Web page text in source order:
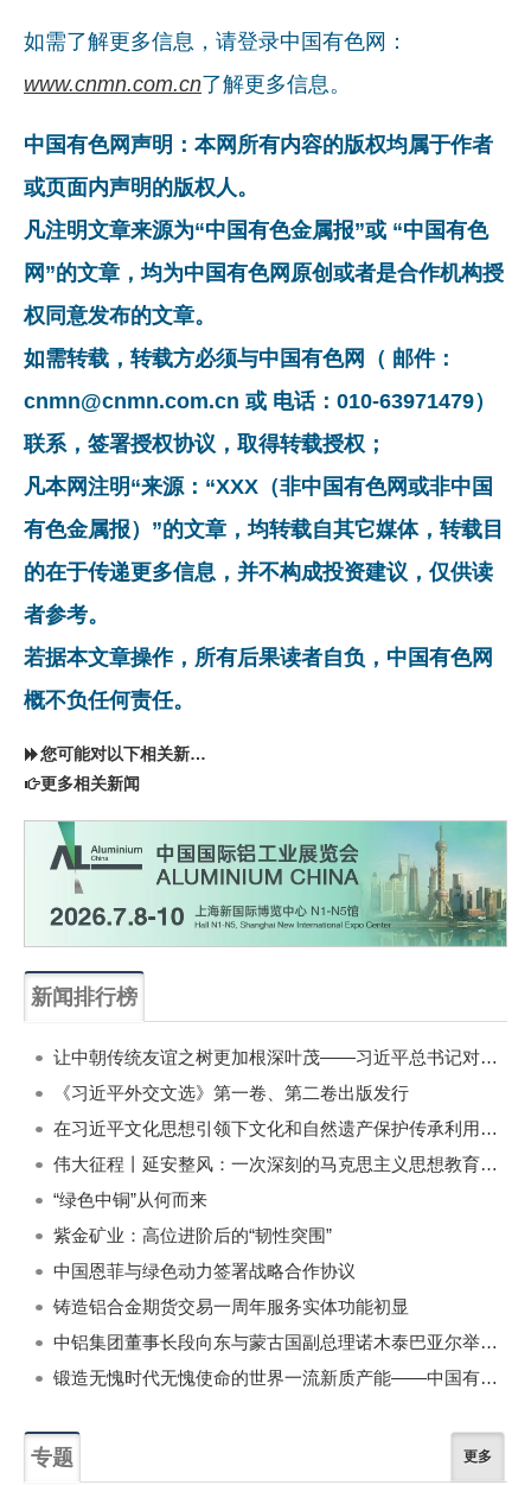
如需了解更多信息，请登录中国有色网：
www.cnmn.com.cn了解更多信息。
中国有色网声明：本网所有内容的版权均属于作者
或页面内声明的版权人。
凡注明文章来源为“中国有色金属报”或 “中国有色
网”的文章，均为中国有色网原创或者是合作机构授
权同意发布的文章。
如需转载，转载方必须与中国有色网（ 邮件：
cnmn@cnmn.com.cn 或 电话：010-63971479）
联系，签署授权协议，取得转载授权；
凡本网注明“来源：“XXX（非中国有色网或非中国
有色金属报）”的文章，均转载自其它媒体，转载目
的在于传递更多信息，并不构成投资建议，仅供读
者参考。
若据本文章操作，所有后果读者自负，中国有色网
概不负任何责任。
您可能对以下相关新闻同样感兴趣
更多相关新闻
新闻排行榜
让中朝传统友谊之树更加根深叶茂——习近平总书记对朝鲜进行国事访问纪实
《习近平外交文选》第一卷、第二卷出版发行
在习近平文化思想引领下文化和自然遗产保护传承利用工作开创新局面
伟大征程丨延安整风：一次深刻的马克思主义思想教育运动
“绿色中铜”从何而来
紫金矿业：高位进阶后的“韧性突围”
中国恩菲与绿色动力签署战略合作协议
铸造铝合金期货交易一周年服务实体功能初显
中铝集团董事长段向东与蒙古国副总理诺木泰巴亚尔举行会谈
锻造无愧时代无愧使命的世界一流新质产能——中国有色金属工业的战略应对与破局之道（二）
专题 更多